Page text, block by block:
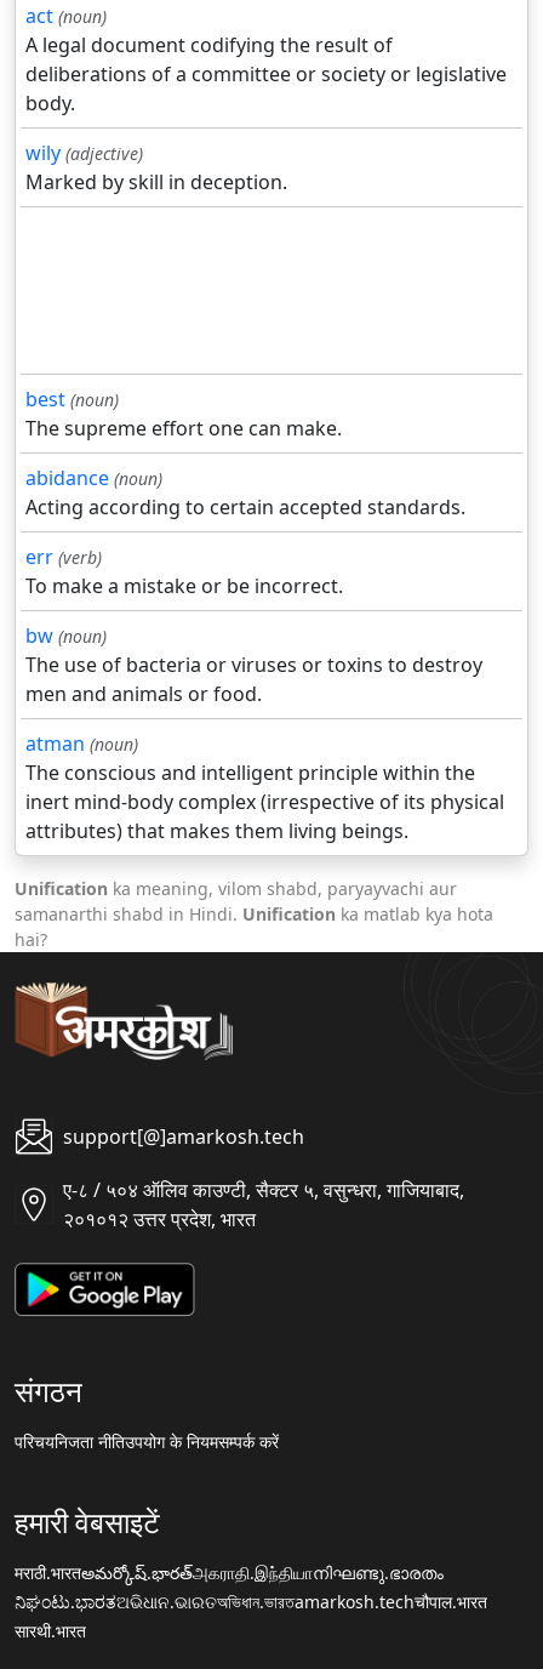
act (noun)
A legal document codifying the result of
deliberations of a committee or society or legislative
body.
wily (adjective)
Marked by skill in deception.
best (noun)
The supreme effort one can make.
abidance (noun)
Acting according to certain accepted standards.
err (verb)
To make a mistake or be incorrect.
bw (noun)
The use of bacteria or viruses or toxins to destroy
men and animals or food.
atman (noun)
The conscious and intelligent principle within the
inert mind-body complex (irrespective of its physical
attributes) that makes them living beings.
Unification ka meaning, vilom shabd, paryayvachi aur
samanarthi shabd in Hindi. Unification ka matlab kya hota
hai?
support[@]amarkosh.tech
ए-८ / ५०४ ऑलिव काउण्टी, सैक्टर ५, वसुन्धरा, गाजियाबाद,
२०१०१२ उत्तर प्रदेश, भारत
संगठन
परिचयनिजता नीतिउपयोग के नियमसम्पर्क करें
हमारी वेबसाइटें
मराठी.भारतఅమర్కోష్.భారత్அகராதி.இந்தியாനിഘണ്ടു.ഭാരതം
ನಿಘಂಟು.ಭಾರತଅଭିଧାନ.ଭାରତঅভিধান.ভারতamarkosh.techचौपाल.भारत
सारथी.भारत